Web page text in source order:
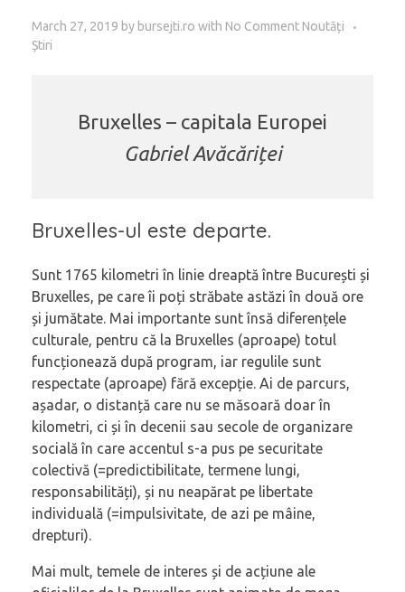
March 27, 2019 by bursejti.ro with No Comment Noutăți
Știri
Bruxelles – capitala Europei
Gabriel Avăcăriței
Bruxelles-ul este departe.
Sunt 1765 kilometri în linie dreaptă între București și
Bruxelles, pe care îi poți străbate astăzi în două ore
și jumătate. Mai importante sunt însă diferențele
culturale, pentru că la Bruxelles (aproape) totul
funcționează după program, iar regulile sunt
respectate (aproape) fără excepție. Ai de parcurs,
așadar, o distanță care nu se măsoară doar în
kilometri, ci și în decenii sau secole de organizare
socială în care accentul s-a pus pe securitate
colectivă (=predictibilitate, termene lungi,
responsabilități), și nu neapărat pe libertate
individuală (=impulsivitate, de azi pe mâine,
drepturi).
Mai mult, temele de interes și de acțiune ale